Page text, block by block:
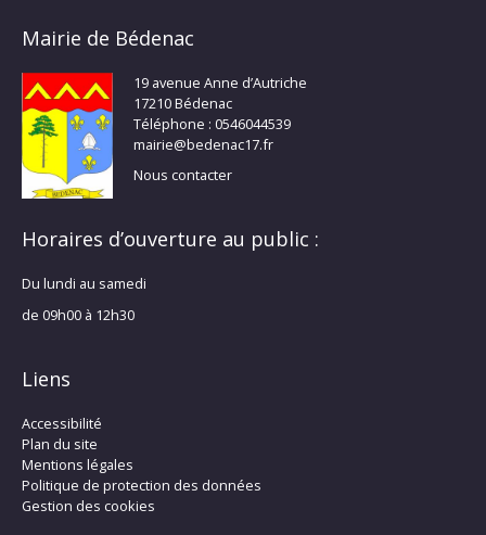
Mairie de Bédenac
19 avenue Anne d’Autriche
17210 Bédenac
Téléphone : 0546044539
mairie@bedenac17.fr
Nous contacter
Horaires d’ouverture au public :
Du lundi au samedi
de 09h00 à 12h30
Liens
Accessibilité
Plan du site
Mentions légales
Politique de protection des données
Gestion des cookies